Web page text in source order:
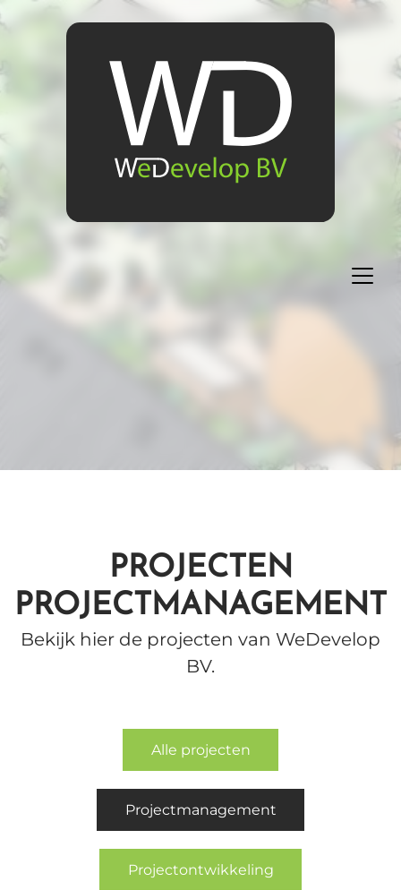
PROJECTEN
PROJECTMANAGEMENT
Bekijk hier de projecten van WeDevelop
BV.
Alle projecten
Projectmanagement
Projectontwikkeling